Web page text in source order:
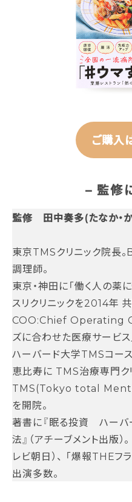
ご購入
– 監修
監修 田中奏多(たなか・
東京TMSクリニック院長
調理師。
東京・神田に「働く人の薬
スリクリニックを2014年
COO:Chief Operating
ズに合わせた医療サービス
ハーバード大学TMSコー
恵比寿に TMS治療専門ク
TMS(Tokyo total
を開院。
著書に『眠る投資 ハーバ
法』（アチーブメント出版）
レビ朝日）、 「爆報THEフ
出演多数。